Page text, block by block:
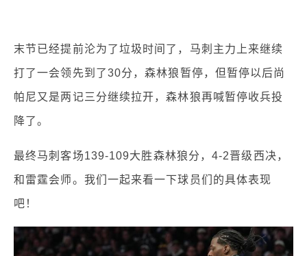
末节已经提前沦为了垃圾时间了，马刺主力上来继续
打了一会领先到了30分，森林狼暂停，但暂停以后尚
帕尼又是两记三分继续拉开，森林狼再喊暂停收兵投
降了。
最终马刺客场139-109大胜森林狼分，4-2晋级西决，
和雷霆会师。我们一起来看一下球员们的具体表现
吧！